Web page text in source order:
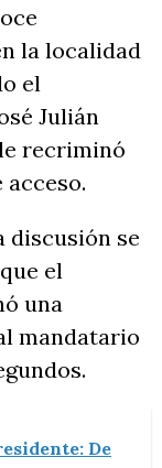
la localidad
el
Julián
recriminó
discusión se
el
una
mandatario
De